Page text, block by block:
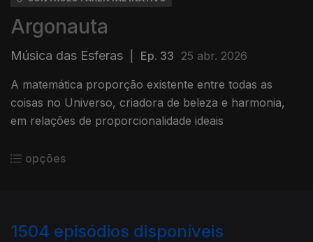
Argonauta
Música das Esferas Ep. 33 25 abr. 2026
A matemática proporção existente entre todas as
coisas no Universo, criadora de beleza e harmonia,
em relações de proporcionalidade ideais
opções
1504 episódios disponíveis